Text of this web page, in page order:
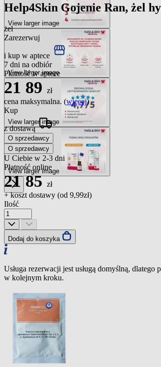
View larger image
View larger image
View larger image
View larger image
Help4Skin Gojenie Ran, żel
żel
Zarezerwuj
i kup w aptece
7 dni na odbiór
Płatność w aptece
21 89 zł
cena maksymalna. (więcej)
Kup
z dostawą
O sprzedawcy
O sprzedawcy
U Ciebie w 2-3 dni
Płatność online
2185zł
+ koszt dostawy (od 9,99zł)
Ilość
Dodaj do koszyka
Usługa rezerwacji jest usługą domyślną,
w kolejnym kroku.